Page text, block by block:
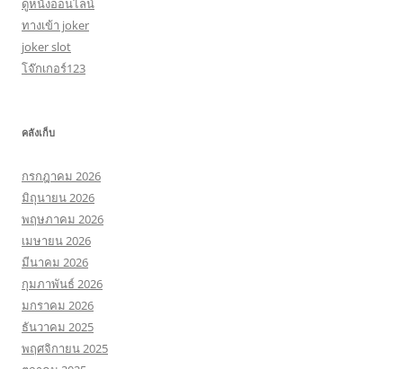
ดูหนังออนไลน์
ทางเข้า joker
joker slot
โจ๊กเกอร์123
คลังเก็บ
กรกฎาคม 2026
มิถุนายน 2026
พฤษภาคม 2026
เมษายน 2026
มีนาคม 2026
กุมภาพันธ์ 2026
มกราคม 2026
ธันวาคม 2025
พฤศจิกายน 2025